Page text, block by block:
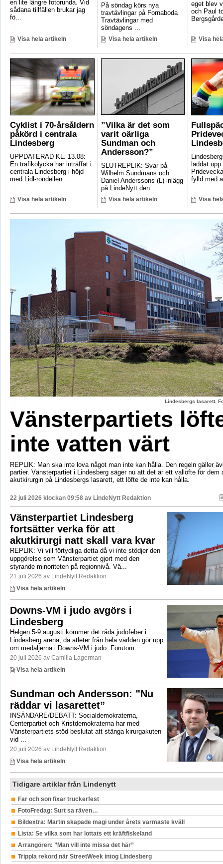
en lite längre fotorunda. Vid
sådana tillfällen brukar jag
fö...
Visa hela artikeln
På söndag körs nya
travtävlingar på Fornaboda
Travtävlingar med
söndagens ...
Visa hela artikeln
eget blev
och Paul
Visa
Cyklist i 70-årsåldern
påkörd i centrala
Lindesberg
UPPDATERAD KL. 13.08:
En trafikolycka har inträffat i
centrala Lindesberg i höjd
med Lidl-rondellen. ...
Visa hela artikeln
”Vilka är det som
varit oärliga
Sundman och
Andersson?”
SLUTREPLIK: Svar på
Wilhelm Sundmans och
Daniel Anderssons (L) inlägg
på LindeNytt den ...
Visa hela artikeln
laddat
fylld med
Visa
Lindesbergs lasarett.
Vänsterpartiets
inte vatten värt
REPLIK: Man ska inte lova något man inte kan hålla. Den regeln gäller
partier. Vänsterpartiet i Lindesberg säger nu att det är ett vallöfte för dem
akutkirurgin på Lindesbergs lasarett, ett löfte de inte kan hålla.
22 juli 2026 klockan 09:58 av LindeNytt Redaktion
Vänsterpartiet Lindesberg
fortsätter verka för att
akutkirurgi natt skall vara kvar
REPLIK: Vi vill förtydliga detta då vi inte stödjer den
uppgörelse som Vänsterpartiet gjort med den
styrande minoriteten på regionnivå. Vä...
21 juli 2026 av LindeNytt Redaktion
Visa hela artikeln
Downs-VM i judo avgörs i
Lindesberg
Helgen 5-9 augusti kommer det råda judofeber i
Lindesberg arena, då atleter från hela världen gör upp
om medaljerna i Downs-VM i judo. Förutom ...
20 juli 2026 av Camilla Lagerman
Visa hela artikeln
Sundman och Andersson: ”Nu
räddar vi lasarettet”
INSÄNDARE/DEBATT: Socialdemokraterna,
Centerpartiet och Kristdemokraterna har med
Vänsterpartiets stöd beslutat att stänga kirurgakuten
vid ...
20 juli 2026 av LindeNytt Redaktion
Visa hela artikeln
Tidigare artiklar från Lindenytt
Far och son fixar truckerfest
FotoFredag: Surt sa räven…
Bildextra: Martin skapade magi under årets varmaste kväll
Lista: Se vilka som har lottats ett kräftfiskeland
Arrangören: ”Man vill inte missa det här”
Trippla rekord när StreetWeek intog Lindesberg